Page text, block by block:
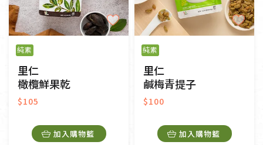
純素
里仁
橄欖鮮果乾
$105
加入購物籃
純素
里仁
鹹梅青提子
$100
加入購物籃